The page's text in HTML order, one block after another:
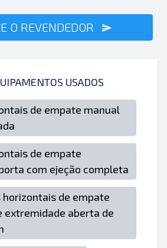
O REVENDEDOR
USADOS
de empate manual
de empate
com ejeção completa
de empate
extremidade aberta de